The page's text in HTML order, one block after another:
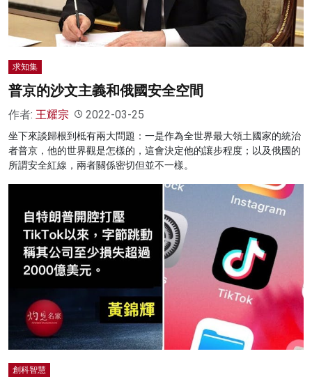
求知集
普京的沙文主義和俄國安全空間
作者: 王耀宗 2022-03-25
坐下來談歸根到柢有兩大問題：一是作為全世界最大領土國家的統治
者普京，他的世界觀是怎樣的，這會決定他的讓步程度；以及俄國的
所謂安全紅線，兩者關係密切但並不一樣。
創科智慧